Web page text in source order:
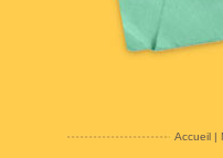
Accueil|